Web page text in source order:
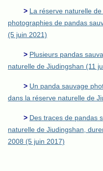
> La réserve naturelle
photographies de pandas
(5 juin 2021)
> Plusieurs pandas
naturelle de Jiudingshan (11
> Un panda sauvage
dans la réserve naturelle de
> Des traces de pandas
naturelle de Jiudingshan,
2008 (5 juin 2017)